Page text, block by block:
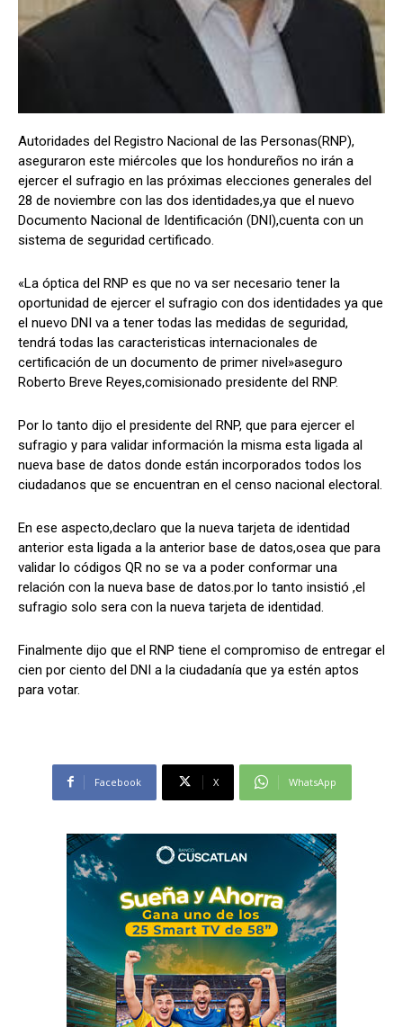
Comparta
Facebook X WhatsApp
Comparta
Facebook X WhatsApp
Autoridades del Registro Nacional de las Personas(RNP),
aseguraron este miércoles que los hondureños no irán a
ejercer el sufragio en las próximas elecciones generales del
28 de noviembre con las dos identidades,ya que el nuevo
Documento Nacional de Identificación (DNI),cuenta con un
sistema de seguridad certificado.
«La óptica del RNP es que no va ser necesario tener la
oportunidad de ejercer el sufragio con dos identidades ya que
el nuevo DNI va a tener todas las medidas de seguridad,
tendrá todas las caracteristicas internacionales de
certificación de un documento de primer nivel»aseguro
Roberto Breve Reyes,comisionado presidente del RNP.
Por lo tanto dijo el presidente del RNP, que para ejercer el
sufragio y para validar información la misma esta ligada al
nueva base de datos donde están incorporados todos los
ciudadanos que se encuentran en el censo nacional electoral.
En ese aspecto,declaro que la nueva tarjeta de identidad
anterior esta ligada a la anterior base de datos,osea que para
validar lo códigos QR no se va a poder conformar una
relación con la nueva base de datos.por lo tanto insistió ,el
sufragio solo sera con la nueva tarjeta de identidad.
Finalmente dijo que el RNP tiene el compromiso de entregar el
cien por ciento del DNI a la ciudadanía que ya estén aptos
para votar.
Facebook X WhatsApp